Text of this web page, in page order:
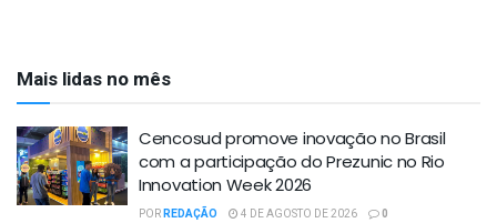
Mais lidas no mês
Cencosud promove inovação no Brasil
com a participação do Prezunic no Rio
Innovation Week 2026
PORREDAÇÃO 4 DE AGOSTO DE 2026 0